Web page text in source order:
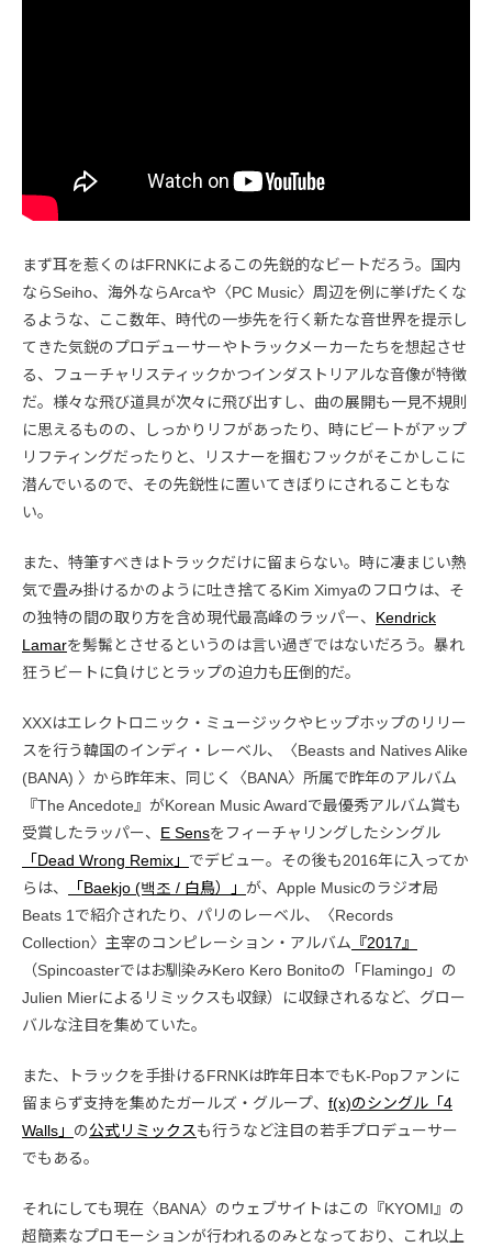
まず耳を惹くのはFRNKによるこの先鋭的なビートだろう。国内
ならSeiho、海外ならArcaや〈PC Music〉周辺を例に挙げたくな
るような、ここ数年、時代の一歩先を行く新たな音世界を提示し
てきた気鋭のプロデューサーやトラックメーカーたちを想起させ
る、フューチャリスティックかつインダストリアルな音像が特徴
だ。様々な飛び道具が次々に飛び出すし、曲の展開も一見不規則
に思えるものの、しっかりリフがあったり、時にビートがアップ
リフティングだったりと、リスナーを掴むフックがそこかしこに
潜んでいるので、その先鋭性に置いてきぼりにされることもな
い。
また、特筆すべきはトラックだけに留まらない。時に凄まじい熱
気で畳み掛けるかのように吐き捨てるKim Ximyaのフロウは、そ
の独特の間の取り方を含め現代最高峰のラッパー、 Kendrick
Lamarを髣髴とさせるというのは言い過ぎではないだろう。暴れ
狂うビートに負けじとラップの迫力も圧倒的だ。
XXXはエレクトロニック・ミュージックやヒップホップのリリー
スを行う韓国のインディ・レーベル、〈Beasts and Natives Alike
(BANA) 〉から昨年末、同じく〈BANA〉所属で昨年のアルバム
『The Ancedote』がKorean Music Awardで最優秀アルバム賞も
受賞したラッパー、 E Sensをフィーチャリングしたシングル
「Dead Wrong Remix」 でデビュー。その後も2016年に入ってか
らは、
「Baekjo (백조 / 白鳥）」 が、Apple Musicのラジオ局
Beats 1で紹介されたり、パリのレーベル、〈Records
Collection〉主宰のコンピレーション・アルバム 『2017』
（Spincoasterではお馴染みKero Kero Bonitoの「Flamingo」の
Julien Mierによるリミックスも収録）に収録されるなど、グロー
バルな注目を集めていた。
また、トラックを手掛けるFRNKは昨年日本でもK-Popファンに
留まらず支持を集めたガールズ・グループ、 f(x)のシングル「4
Walls」 の公式リミックスも行うなど注目の若手プロデューサー
でもある。
それにしても現在〈BANA〉のウェブサイトはこの『KYOMI』の
超簡素なプロモーションが行われるのみとなっており、これ以上